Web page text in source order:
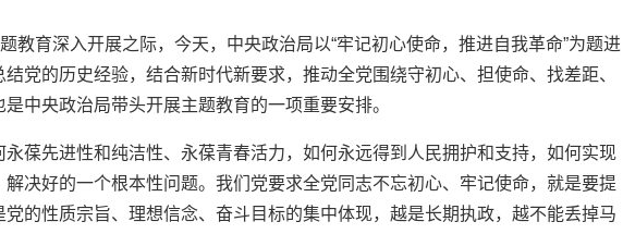
教育深入开展之际，今天，中央政治局以“牢记初心使命，推进自我革命”为题进
党的历史经验，结合新时代新要求，推动全党围绕守初心、担使命、找差距、
中央政治局带头开展主题教育的一项重要安排。
葆先进性和纯洁性、永葆青春活力，如何永远得到人民拥护和支持，如何实现
决好的一个根本性问题。我们党要求全党同志不忘初心、牢记使命，就是要提
的性质宗旨、理想信念、奋斗目标的集中体现，越是长期执政，越不能丢掉马